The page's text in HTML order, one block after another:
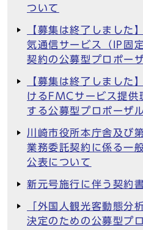
ついて
【募集は終了しました
気通信サービス（IP固
契約の公募型プロポー
【募集は終了しました
けるFMCサービス提供
する公募型プロポーザ
川崎市役所本庁舎及び
業務委託契約に係る一
公表について
新元号施行に伴う契約
「外国人観光客動態分
決定のための公募型プ